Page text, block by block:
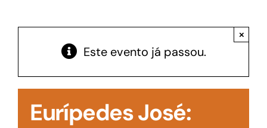
Acesso à Informação
Este evento já passou.
×
Eurípedes José: